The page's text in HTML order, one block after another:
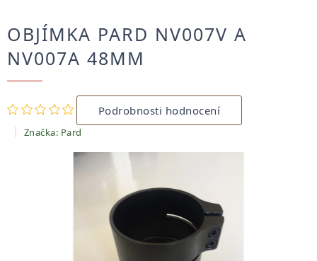
OBJÍMKA PARD NV007V A
NV007A 48MM
Průměrné
hodnocení
produktu
je
0,0
Podrobnosti hodnocení
Značka: Pard